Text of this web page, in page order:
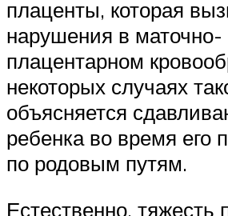
плаценты, которая
нарушения в маточно-
плацентарном
некоторых случаях
объясняется
ребенка во время его
по родовым путям.
Естественно, тяжесть